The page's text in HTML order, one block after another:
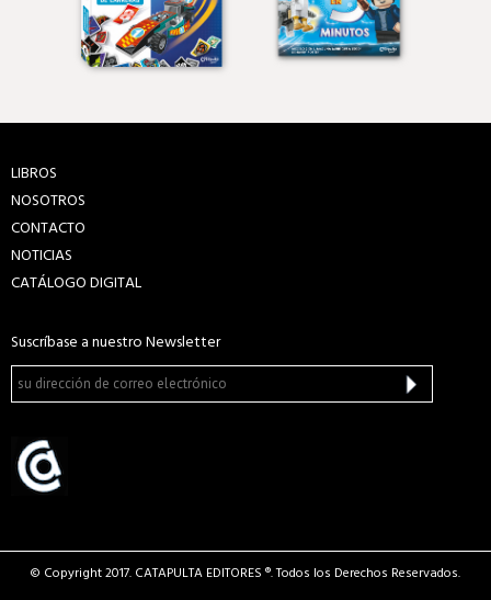
LIBROS
NOSOTROS
CONTACTO
NOTICIAS
CATÁLOGO DIGITAL
Suscríbase a nuestro Newsletter
© Copyright 2017. CATAPULTA EDITORES ®. Todos los Derechos Reservados.